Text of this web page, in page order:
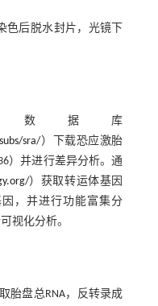
色后脱水封片，光镜下
数据库
sra/）下载恐应激胎
）并进行差异分析。通
）获取转运体基因
，并进行功能富集分
视化分析。
胎盘总RNA，反转录成